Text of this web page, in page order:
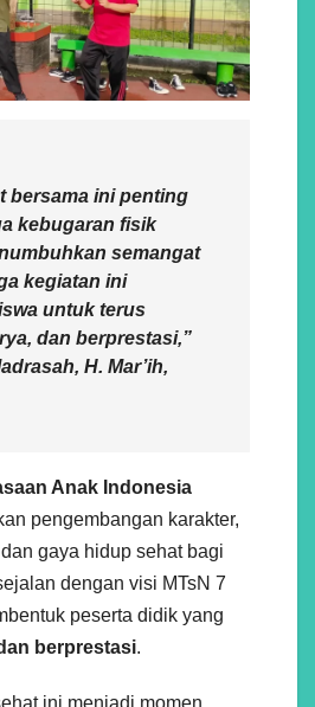
bersama ini penting
kebugaran fisik
semangat
kegiatan ini
untuk terus
dan berprestasi,”
H. Mar’ih,
Anak Indonesia
pengembangan karakter,
gaya hidup sehat bagi
dengan visi MTsN 7
peserta didik yang
berprestasi.